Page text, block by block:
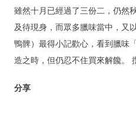
雖然十月已經過了三份二，仍然
及待現身，而眾多臘味當中，又
鴨髀）最得小記歡心，看到臘味
造之時，但仍忍不住買來解饞。
分享